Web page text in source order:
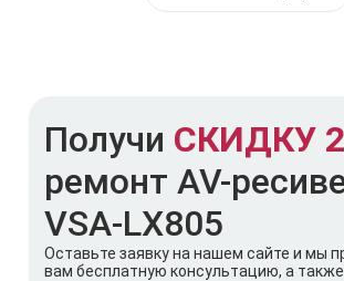
Получи СКИДКУ
ремонт AV-
VSA-LX805
Оставьте заявку на нашем сайте и мы
вам бесплатную консультацию, а также